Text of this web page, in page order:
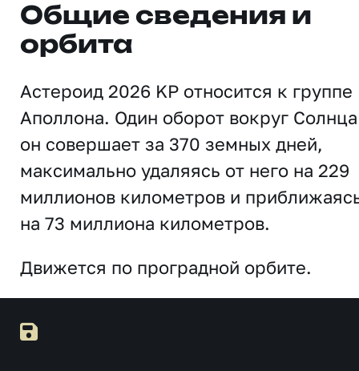
Общие сведения и
орбита
Астероид 2026 KP относится к группе
Аполлона. Один оборот вокруг Солнца
он совершает за 370 земных дней,
максимально удаляясь от него на 229
миллионов километров и
на 73 миллиона километров.
Движется по проградной орбите.